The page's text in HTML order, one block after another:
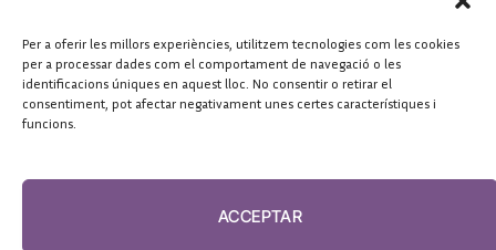
Per a oferir les millors experiències, utilitzem tecnologies com les cookies
per a processar dades com el comportament de navegació o les
identificacions úniques en aquest lloc. No consentir o retirar el
consentiment, pot afectar negativament unes certes característiques i
funcions.
ACCEPTAR
FUNDACIÓ